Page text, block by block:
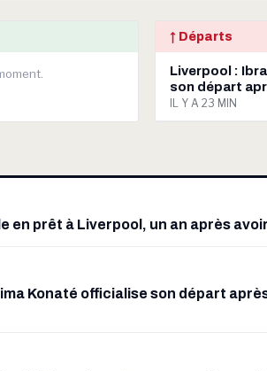
↑ Départs
Liverpool :
son départ
IL Y A 23 MIN
en prêt à Liverpool, un an après
Konaté officialise son départ